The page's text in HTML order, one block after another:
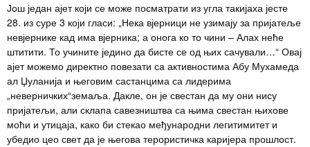
Још један ајет који се може посматрати из угла такијаха јесте
28. из суре 3 који гласи: „Нека вјерници не узимају за пријатеље
невјернике кад има вјерника; а онога ко то чини – Алах неће
штитити. То учините једино да бисте се од њих сачували…“ Овај
ајет можемо директно повезати са активностима Абу Мухамеда
ал Џуланија и његовим састанцима са лидерима
„неверничких“земаља. Дакле, он је свестан да му они нису
пријатељи, али склапа савезништва са њима свестан њихове
моћи и утицаја, како би стекао међународни легитимитет и
убедио цео свет да је његова терористичка каријера прошлост.